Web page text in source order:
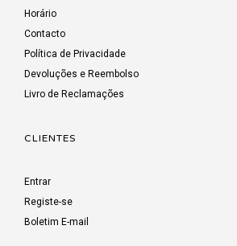
Horário
Contacto
Política de Privacidade
Devoluções e Reembolso
Livro de Reclamações
CLIENTES
Entrar
Registe-se
Boletim E-mail